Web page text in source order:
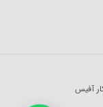
آفیس